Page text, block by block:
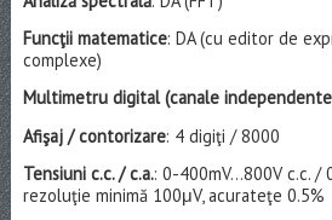
Funcţii matematice: DA (cu editor de
complexe)
Multimetru digital (canale
Afişaj / contorizare: 4 digiţi / 8000
Tensiuni c.c. / c.a.: 0-400mV…800V c.c. /
rezoluţie minimă 100μV, acurateţe 0.5%